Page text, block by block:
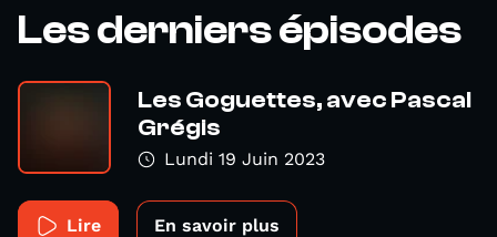
Les derniers épisodes
Les Goguettes, avec Pascal
Grégis
Lundi 19 Juin 2023
Lire En savoir plus